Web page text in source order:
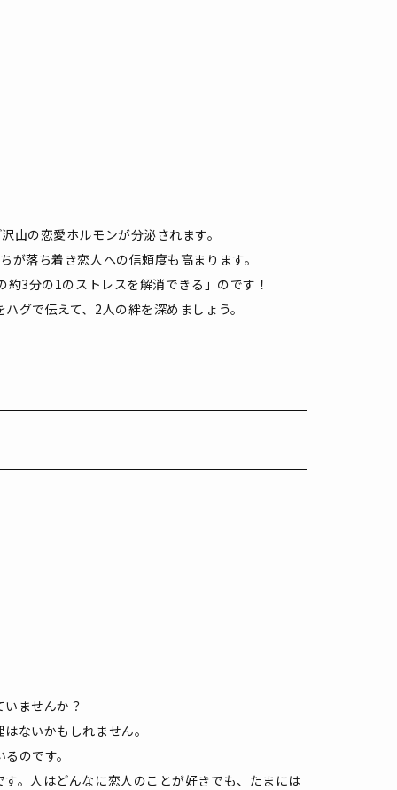
山の恋愛ホルモンが分泌されます。
落ち着き恋人への信頼度も高まります。
3分の1のストレスを解消できる」のです！
グで伝えて、2人の絆を深めましょう。
ませんか？
ないかもしれません。
のです。
。人はどんなに恋人のことが好きでも、たまには